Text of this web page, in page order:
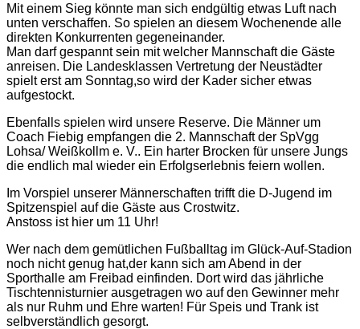
Mit einem Sieg könnte man sich endgültig etwas Luft nach
unten verschaffen. So spielen an diesem Wochenende alle
direkten Konkurrenten gegeneinander.
Man darf gespannt sein mit welcher Mannschaft die Gäste
anreisen. Die Landesklassen Vertretung der Neustädter
spielt erst am Sonntag,so wird der Kader sicher etwas
aufgestockt.
Ebenfalls spielen wird unsere Reserve. Die Männer um
Coach Fiebig empfangen die 2. Mannschaft der SpVgg
Lohsa/ Weißkollm e. V.. Ein harter Brocken für unsere Jungs
die endlich mal wieder ein Erfolgserlebnis feiern wollen.
Im Vorspiel unserer Männerschaften trifft die D-Jugend im
Spitzenspiel auf die Gäste aus Crostwitz.
Anstoss ist hier um 11 Uhr!
Wer nach dem gemütlichen Fußballtag im Glück-Auf-Stadion
noch nicht genug hat,der kann sich am Abend in der
Sporthalle am Freibad einfinden. Dort wird das jährliche
Tischtennisturnier ausgetragen wo auf den Gewinner mehr
als nur Ruhm und Ehre warten! Für Speis und Trank ist
selbverständlich gesorgt.